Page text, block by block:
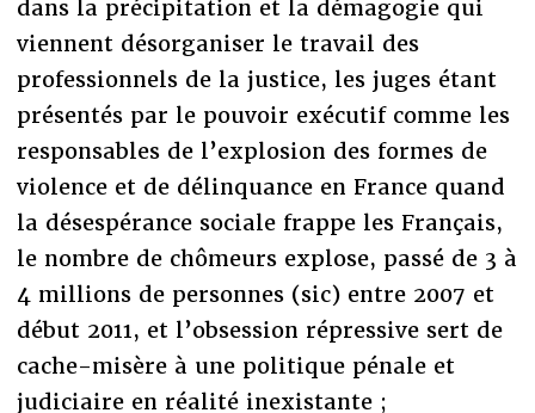
dans la précipitation et la démagogie qui
viennent désorganiser le travail des
professionnels de la justice, les juges étant
présentés par le pouvoir exécutif comme les
responsables de l’explosion des formes de
violence et de délinquance en France quand
la désespérance sociale frappe les Français,
le nombre de chômeurs explose, passé de 3 à
4 millions de personnes (sic) entre 2007 et
début 2011, et l’obsession répressive sert de
cache-misère à une politique pénale et
judiciaire en réalité inexistante ;